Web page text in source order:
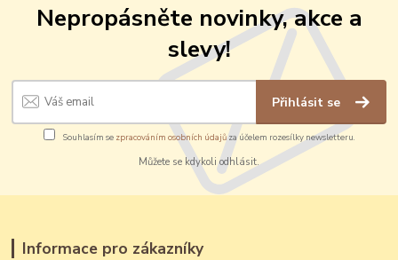
Nepropásněte novinky, akce a
slevy!
Přihlásit se
Souhlasím se zpracováním osobních údajůza účelem rozesílky newsletteru.
Můžete se kdykoli odhlásit.
Informace pro zákazníky